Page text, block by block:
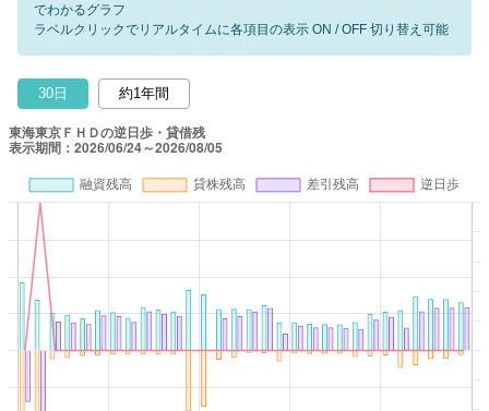
でわかるグラフ
ラベルクリックでリアルタイムに各項目の表示 ON / OFF 切り替え可能
30日 約1年間